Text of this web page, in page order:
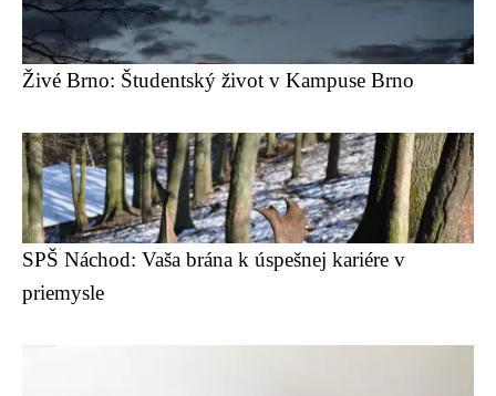
Živé Brno: Študentský život v Kampuse Brno
SPŠ Náchod: Vaša brána k úspešnej kariére v
priemysle